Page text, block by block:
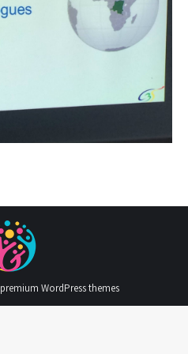
premium WordPress themes